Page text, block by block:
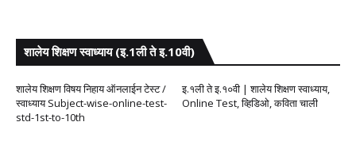
शालेय शिक्षण स्वाध्याय (इ.1ली ते इ.10वी)
शालेय शिक्षण विषय निहाय ऑनलाईन टेस्ट /
स्वाध्याय Subject-wise-online-test-
std-1st-to-10th
इ.१ली ते इ.१०वी | शालेय शिक्षण स्वाध्याय,
Online Test, व्हिडिओ, कविता चाली